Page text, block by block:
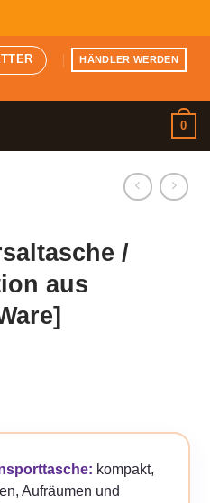
HÄNDLER WERDEN
0
/
aus
kompakt,
Aufräumen und